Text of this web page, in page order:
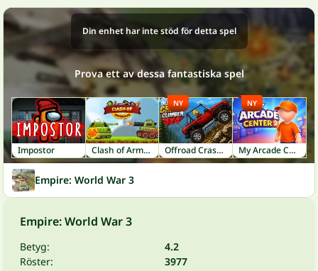
Din enhet har inte stöd för detta spel
Prova ett av dessa fantastiska spel
Impostor Clash of Armour Offroad Crash Climber 4X4
NY
My Arcade Center 2
NY
Empire: World War 3
Empire: World War 3
Betyg:
4.2
Röster:
3977